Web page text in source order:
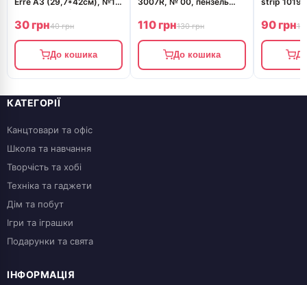
celeste, 220г/м2,
блакитний, дві текстури,
Fabriano
30 грн40 грн
До кошика
110 грн130 грн
До кошика
90 грн
КАТЕГОРІЇ
Канцтовари та офіс
Школа та навчання
Творчість та хобі
Техніка та гаджети
Дім та побут
Ігри та іграшки
Подарунки та свята
ІНФОРМАЦІЯ